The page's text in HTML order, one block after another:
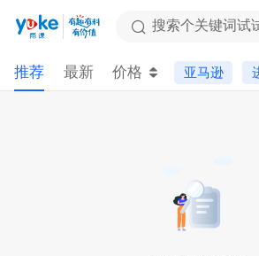
搜索个关键词试
推荐 最新 价格 亚马逊